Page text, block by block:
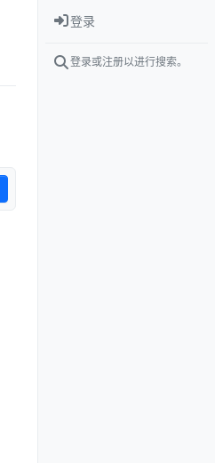
登录
登录或注册以进行搜索。